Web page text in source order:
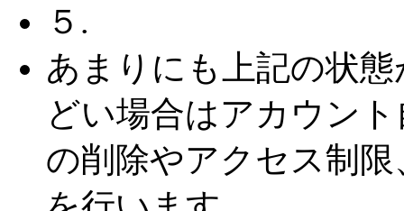
５.
あまりにも上記の状態
どい場合はアカウント
の削除やアクセス制限